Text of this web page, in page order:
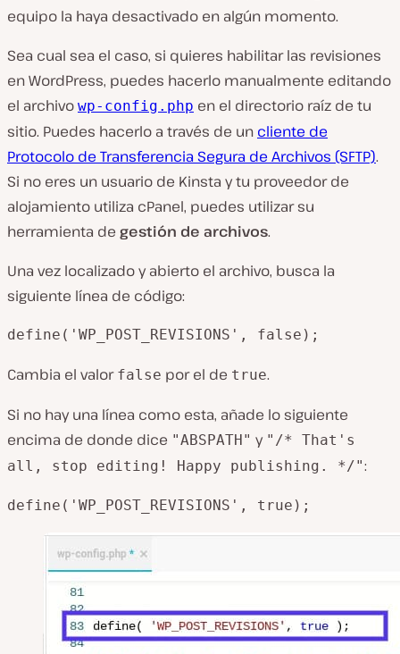
equipo la haya desactivado en algún momento.
Sea cual sea el caso, si quieres habilitar las revisiones
en WordPress, puedes hacerlo manualmente editando
el archivo wp-config.php en el directorio raíz de tu
sitio. Puedes hacerlo a través de un cliente de
Protocolo de Transferencia Segura de Archivos (SFTP).
Si no eres un usuario de Kinsta y tu proveedor de
alojamiento utiliza cPanel, puedes utilizar su
herramienta de gestión de archivos.
Una vez localizado y abierto el archivo, busca la
siguiente línea de código:
define('WP_POST_REVISIONS', false);
Cambia el valor false por el de true.
Si no hay una línea como esta, añade lo siguiente
encima de donde dice "ABSPATH" y "/* That's
all, stop editing! Happy publishing. */":
define('WP_POST_REVISIONS', true);